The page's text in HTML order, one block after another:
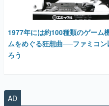
1977年には約100種類のゲーム
ムをめぐる狂想曲──ファミコ
ろう
AD